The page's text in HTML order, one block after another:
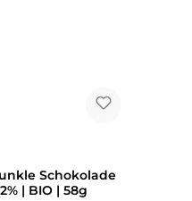
Schokolade
| BIO | 58g